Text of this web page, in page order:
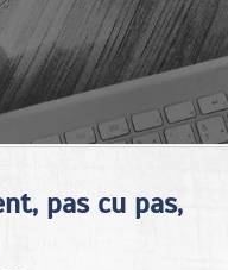
pas cu pas,